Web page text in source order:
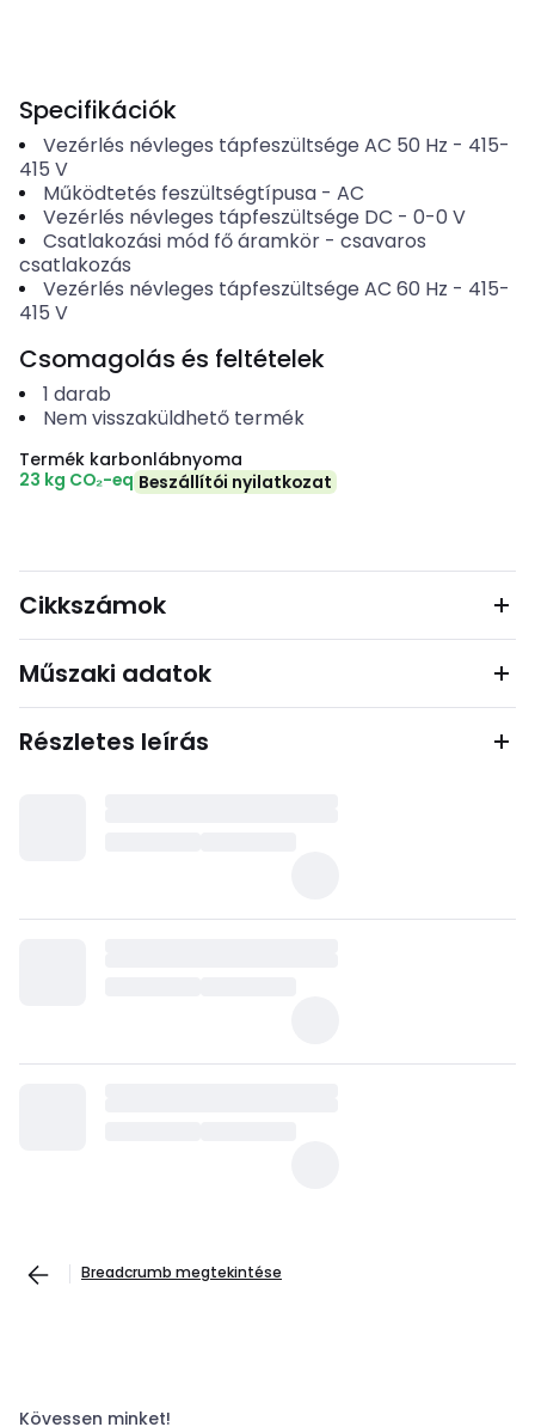
Specifikációk
Vezérlés névleges tápfeszültsége AC 50 Hz - 415-
415 V
Működtetés feszültségtípusa- AC
Vezérlés névleges tápfeszültsége DC - 0-0 V
Csatlakozási mód fő áramkör- csavaros
csatlakozás
Vezérlés névleges tápfeszültsége AC 60 Hz - 415-
415 V
Csomagolás és feltételek
1 darab
Nem visszaküldhető termék
Termék karbonlábnyoma
23 kg CO₂-eq Beszállítói nyilatkozat
Cikkszámok
Műszaki adatok
Részletes leírás
Breadcrumb megtekintése
Kövessen minket!